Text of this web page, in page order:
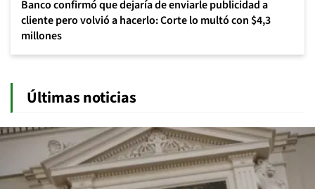
Banco confirmó que dejaría de enviarle publicidad a
cliente pero volvió a hacerlo: Corte lo multó con $4,3
millones
Últimas noticias